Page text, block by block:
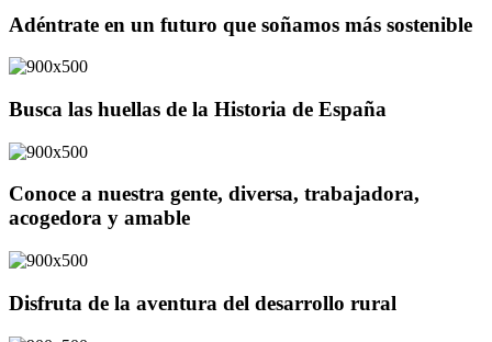
Adéntrate en un futuro que soñamos más sostenible
Busca las huellas de la Historia de España
Conoce a nuestra gente, diversa, trabajadora,
acogedora y amable
Disfruta de la aventura del desarrollo rural